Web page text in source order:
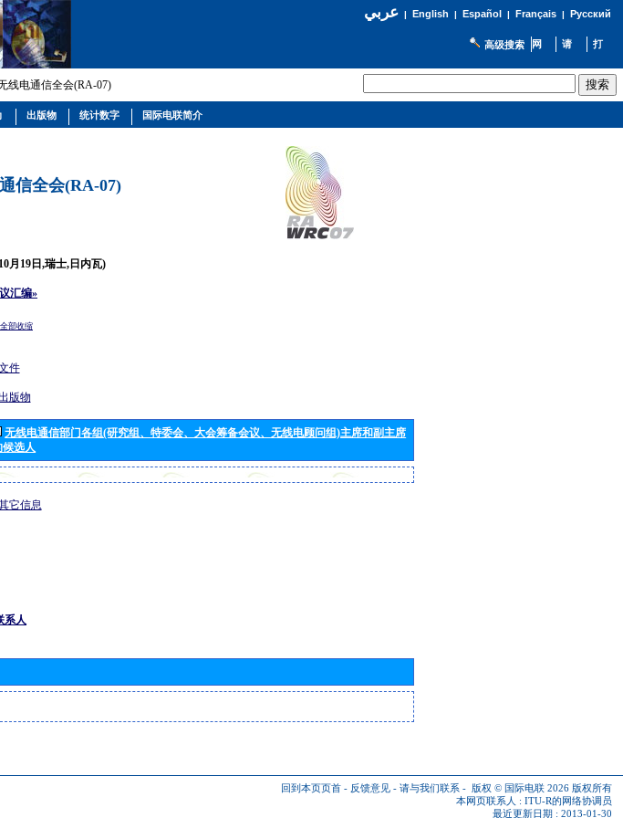
عربي| English | Español | Français| Русский
高级搜索
线电通信全会(RA-07)
信全会(RA-07)
月19日,瑞士,日内瓦)
汇编»
全部收缩
件
版物
无线电通信部门各组(研究组、特委会、大会筹备会议、无线电顾问组)主席和副主席
候选人
它信息
系人
回到本页页首 - 反馈意见 - 请与我们联系 - 版权 © 国际电联 2026 版权所有
本网页联系人 : ITU-R的网络协调员
最近更新日期 : 2013-01-30
出版物 统计数字 国际电联简介